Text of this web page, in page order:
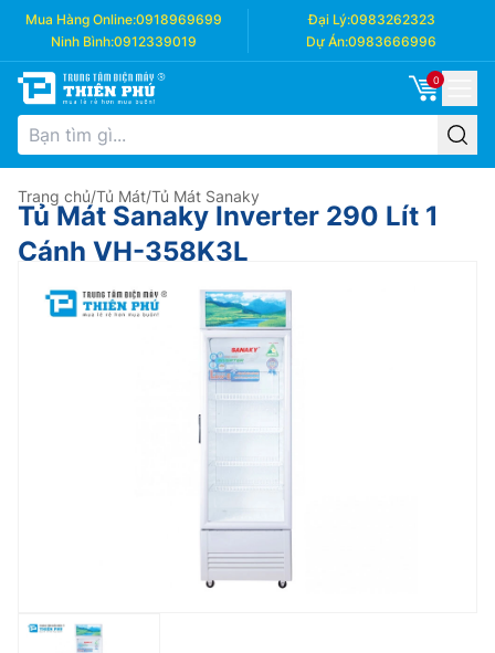
Mua Hàng Online:0918969699 Đại Lý:0983262323
Ninh Bình:0912339019 Dự Án:0983666996
0
Trang chủ/Tủ Mát/Tủ Mát Sanaky
Tủ Mát Sanaky Inverter 290 Lít 1
Cánh VH-358K3L